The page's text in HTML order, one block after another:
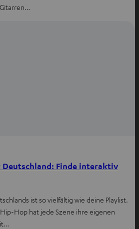
Deutschland: Finde interaktiv
ist so vielfältig wie deine Playlist.
Hop hat jede Szene ihre eigenen